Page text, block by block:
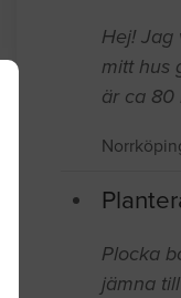
Hej! Jag
mitt hus
är ca 80
Plocka
jämna